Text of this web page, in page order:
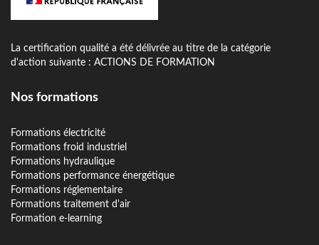
La certification qualité a été délivrée au titre de la catégorie
d'action suivante : ACTIONS DE FORMATION
Nos formations
Formations électricité
Formations froid industriel
Formations hydraulique
Formations performance énergétique
Formations réglementaire
Formations traitement d'air
Formation e-learning